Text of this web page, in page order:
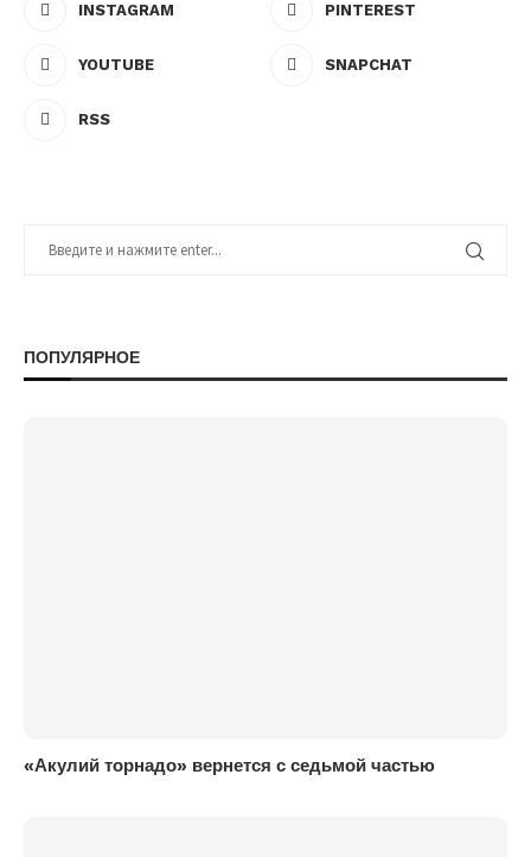
INSTAGRAM PINTEREST
YOUTUBE SNAPCHAT
RSS
ПОПУЛЯРНОЕ
«Акулий торнадо» вернется с седьмой частью